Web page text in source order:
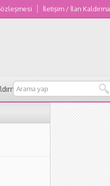
İletişim / İlan Kaldırma